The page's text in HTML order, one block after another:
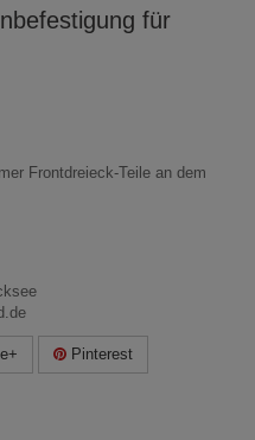
für
Frontdreieck-Teile an dem
Pinterest